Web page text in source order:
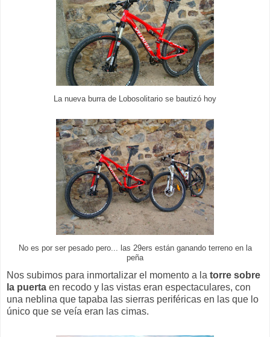
La nueva burra de Lobosolitario se bautizó hoy
No es por ser pesado pero... las 29ers están ganando terreno en la
peña
Nos subimos para inmortalizar el momento a la torre sobre
la puerta en recodo y las vistas eran espectaculares, con
una neblina que tapaba las sierras periféricas en las que lo
único que se veía eran las cimas.